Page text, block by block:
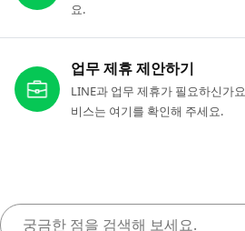
요.
업무 제휴 제안하기
LINE과 업무 제휴가 필요하신가
비스는 여기를 확인해 주세요.